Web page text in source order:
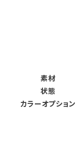
素材
状態
カラーオプション